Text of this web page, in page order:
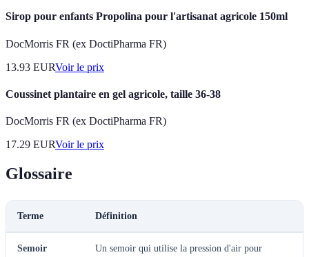
Sirop pour enfants Propolina pour l'artisanat agricole 150ml
DocMorris FR (ex DoctiPharma FR)
13.93 EURVoir le prix
Coussinet plantaire en gel agricole, taille 36-38
DocMorris FR (ex DoctiPharma FR)
17.29 EURVoir le prix
Glossaire
Terme Définition
Semoir
Un semoir qui utilise la pression d'air pour